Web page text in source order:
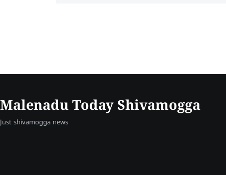
Malenadu Today Shivamogga
Just shivamogga news